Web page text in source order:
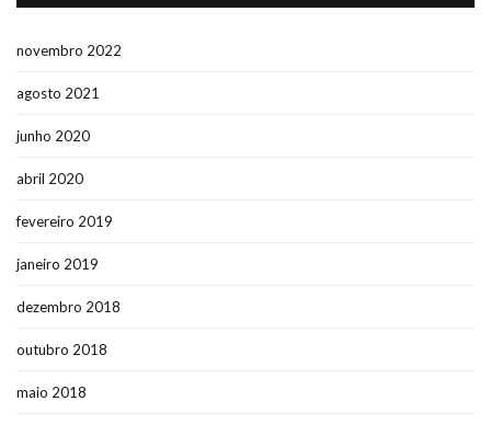
novembro 2022
agosto 2021
junho 2020
abril 2020
fevereiro 2019
janeiro 2019
dezembro 2018
outubro 2018
maio 2018